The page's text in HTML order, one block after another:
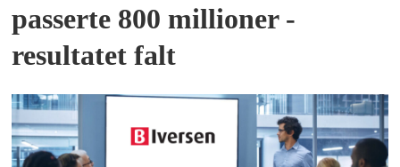
passerte 800 millioner -
resultatet falt